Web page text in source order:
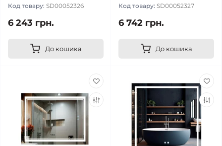
Код товару: SD00052326
6 243 грн.
До кошика
Код товару: SD00052327
6 742 грн.
До кошика